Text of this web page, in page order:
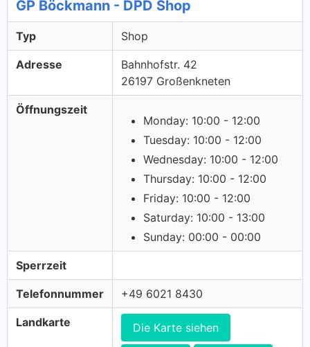
GP Böckmann - DPD Shop
Typ Shop
Adresse
Bahnhofstr. 42
26197 Großenkneten
Öffnungszeit
Monday: 10:00 - 12:00
Tuesday: 10:00 - 12:00
Wednesday: 10:00 - 12:00
Thursday: 10:00 - 12:00
Friday: 10:00 - 12:00
Saturday: 10:00 - 13:00
Sunday: 00:00 - 00:00
Sperrzeit
Telefonnummer +49 6021 8430
Landkarte Die Karte siehen